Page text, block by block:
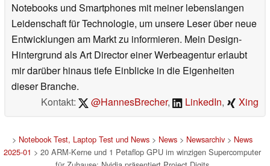
Notebooks und Smartphones mit meiner lebenslangen
Leidenschaft für Technologie, um unsere Leser über neue
Entwicklungen am Markt zu informieren. Mein Design-
Hintergrund als Art Director einer Werbeagentur erlaubt
mir darüber hinaus tiefe Einblicke in die Eigenheiten
dieser Branche.
Kontakt:
@HannesBrecher, LinkedIn, Xing
> Notebook Test, Laptop Test und News> News> Newsarchiv> News
2025-01 > 20 ARM-Kerne und 1 Petaflop GPU im winzigen Supercomputer